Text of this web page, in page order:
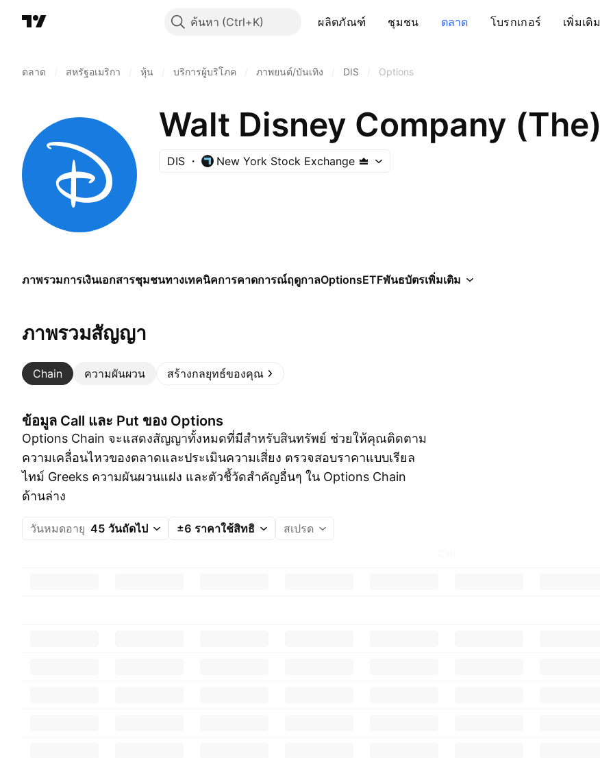
ค้นหา ผลิตภัณฑ์ ชุมชน ตลาด โบรกเกอร์ เพิ่มเติม
ตลาด สหรัฐอเมริกา หุ้น บริการผู้บริโภค ภาพยนต์/บันเทิง DIS Options
Walt Disney Company (The)
DIS New York Stock Exchange
ภาพรวมการเงินเอกสารชุมชนทางเทคนิคการคาดการณ์ฤดูกาลOptionsETFพันธบัตรเพิ่มเติม
ภาพรวมสัญญา
Chain ความผันผวน สร้างกลยุทธ์ของคุณ
ข้อมูล Call และ Put ของ Options
Options Chain จะแสดงสัญญาทั้งหมดที่มีสำหรับสินทรัพย์ ช่วยให้คุณติดตาม
ความเคลื่อนไหวของตลาดและประเมินความเสี่ยง ตรวจสอบราคาแบบเรียล
ไทม์ Greeks ความผันผวนแฝง และตัวชี้วัดสำคัญอื่นๆ ใน Options Chain
ด้านล่าง
วันหมดอายุ 45 วันถัดไป ±6 ราคาใช้สิทธิ สเปรด